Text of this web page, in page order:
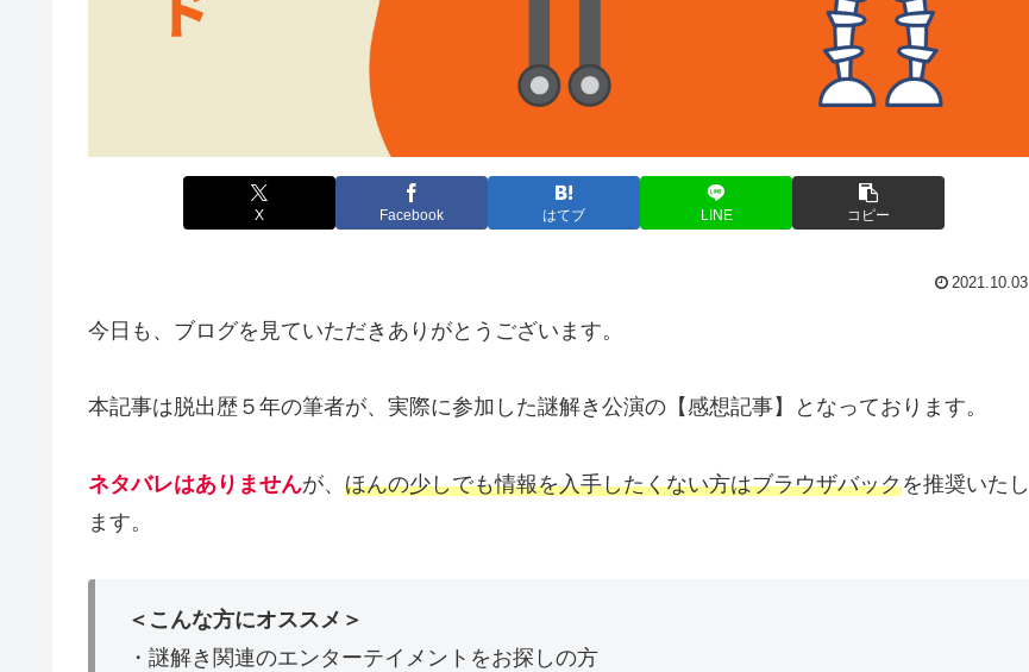
X Facebook はてブ LINE コピー
2021.10.03
今日も、ブログを見ていただきありがとうございます。
本記事は脱出歴５年の筆者が、実際に参加した謎解き公演の【感想記事】となっております。
ネタバレはありませんが、 ほんの少しでも情報を入手したくない方はブラウザバックを推奨いたし
ます。
＜こんな方にオススメ＞
・謎解き関連のエンターテイメントをお探しの方